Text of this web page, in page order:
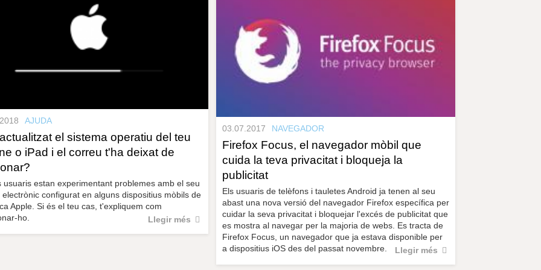
l
e
s
AJUDA
el sistema operatiu del teu
o iPad i el correu t'ha deixat de
usuaris estan experimentant problemes amb el seu
electrònic configurat en alguns dispositius mòbils de
Apple. Si és el teu cas, t'expliquem com
ho.
Llegir més
03.07.2017 NAVEGADOR
Firefox Focus, el navegador mòbil que
cuida la teva privacitat i bloqueja la
publicitat
Els usuaris de telèfons i tauletes Android ja tenen al seu
abast una nova versió del navegador Firefox específica per
cuidar la seva privacitat i bloquejar l'excés de publicitat que
es mostra al navegar per la majoria de webs. Es tracta de
Firefox Focus, un navegador que ja estava disponible per
a dispositius iOS des del passat novembre.
Llegir més